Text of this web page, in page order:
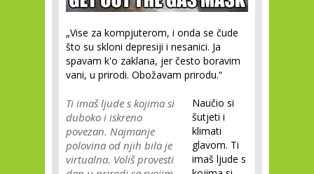
„Vise za kompjuterom, i onda se čude
što su skloni depresiji i nesanici. Ja
spavam k'o zaklana, jer često boravim
vani, u prirodi. Obožavam prirodu.“
Ti imaš ljude s kojima si
duboko i iskreno
povezan. Najmanje
polovina od njih bila je
virtualna. Voliš provesti
Naučio si
šutjeti i
klimati
glavom. Ti
imaš ljude s